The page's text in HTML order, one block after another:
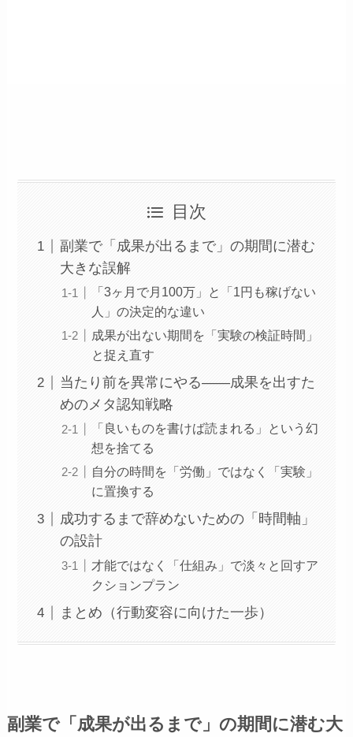
目次
副業で「成果が出るまで」の期間に潜む
大きな誤解
「3ヶ月で月100万」と「1円も稼げない
人」の決定的な違い
成果が出ない期間を「実験の検証時間」
と捉え直す
当たり前を異常にやる——成果を出すた
めのメタ認知戦略
「良いものを書けば読まれる」という幻
想を捨てる
自分の時間を「労働」ではなく「実験」
に置換する
成功するまで辞めないための「時間軸」
の設計
才能ではなく「仕組み」で淡々と回すア
クションプラン
まとめ（行動変容に向けた一歩）
副業で「成果が出るまで」の期間に潜む大